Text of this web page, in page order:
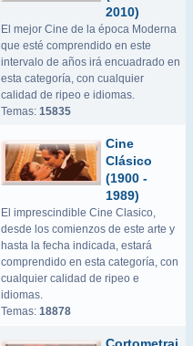
2010)
El mejor Cine de la época Moderna
que esté comprendido en este
intervalo de años irá encuadrado en
esta categoría, con cualquier
calidad de ripeo e idiomas.
Temas: 15835
Cine
Clásico
(1900 -
1989)
El imprescindible Cine Clasico,
desde los comienzos de este arte y
hasta la fecha indicada, estará
comprendido en esta categoría, con
cualquier calidad de ripeo e
idiomas.
Temas: 18878